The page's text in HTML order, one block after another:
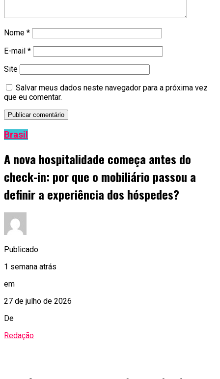
Nome *
E-mail *
Site
Salvar meus dados neste navegador para a próxima vez
que eu comentar.
Brasil
A nova hospitalidade começa antes do
check-in: por que o mobiliário passou a
definir a experiência dos hóspedes?
Publicado
1 semana atrás
em
27 de julho de 2026
De
Redação